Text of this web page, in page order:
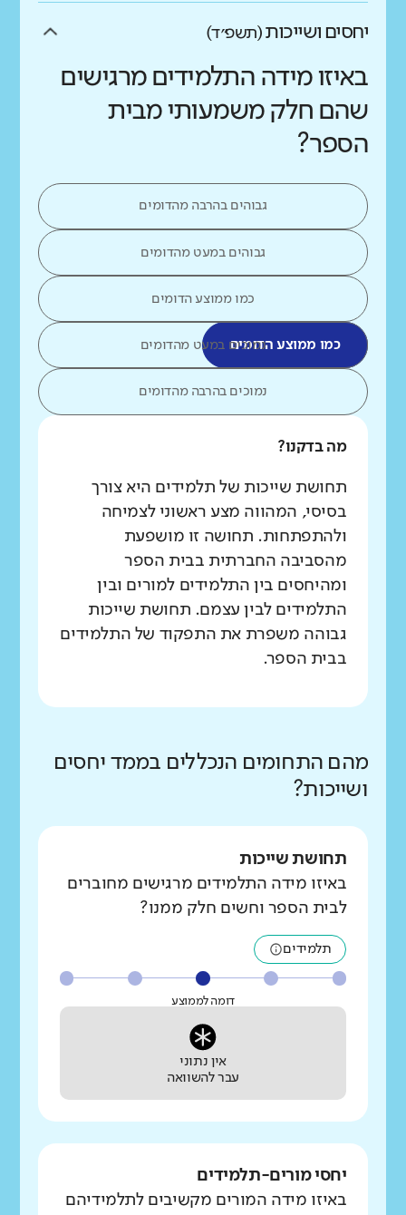
יחסים ושייכות(תשפ״ד)
באיזו מידה התלמידים מרגישים
שהם חלק משמעותי מבית
הספר?
גבוהים בהרבה מהדומים
גבוהים במעט מהדומים
כמו ממוצע הדומים
כמו ממוצע הדומיםנמוכים במעט מהדומים
נמוכים בהרבה מהדומים
מה בדקנו?
תחושת שייכות של תלמידים היא צורך
בסיסי, המהווה מצע ראשוני לצמיחה
ולהתפתחות. תחושה זו מושפעת
מהסביבה החברתית בבית הספר
ומהיחסים בין התלמידים למורים ובין
התלמידים לבין עצמם. תחושת שייכות
גבוהה משפרת את התפקוד של התלמידים
בבית הספר.
מהם התחומים הנכללים בממד יחסים
ושייכות?
תחושת שייכות
באיזו מידה התלמידים מרגישים מחוברים
לבית הספר וחשים חלק ממנו?
תלמידים
דומה לממוצע
אין נתוני
עבר להשוואה
יחסי מורים-תלמידים
באיזו מידה המורים מקשיבים לתלמידיהם